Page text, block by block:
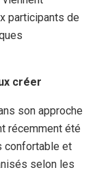
participants de
créer
son approche
récemment été
confortable et
selon les